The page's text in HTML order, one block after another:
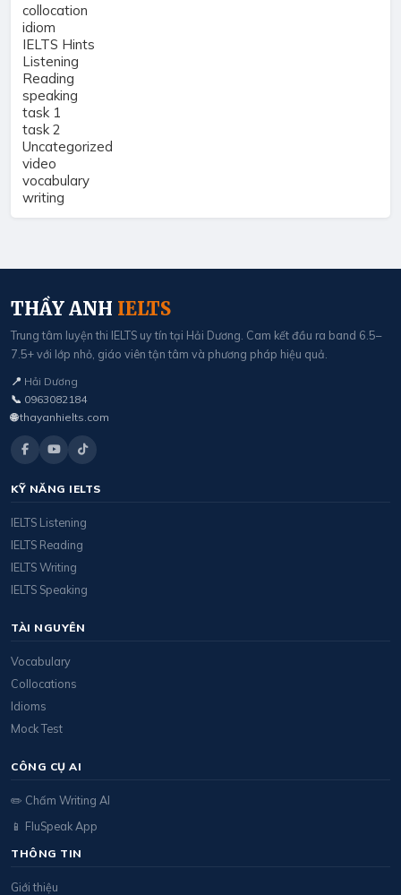
collocation
idiom
IELTS Hints
Listening
Reading
speaking
task 1
task 2
Uncategorized
video
vocabulary
writing
THẦY ANH IELTS
Trung tâm luyện thi IELTS uy tín tại Hải Dương. Cam kết đầu ra band 6.5–
7.5+ với lớp nhỏ, giáo viên tận tâm và phương pháp hiệu quả.
📍 Hải Dương
📞 0963082184
🌐 thayanhielts.com
KỸ NĂNG IELTS
IELTS Listening
IELTS Reading
IELTS Writing
IELTS Speaking
TÀI NGUYÊN
Vocabulary
Collocations
Idioms
Mock Test
CÔNG CỤ AI
✏️ Chấm Writing AI
📱 FluSpeak App
THÔNG TIN
Giới thiệu